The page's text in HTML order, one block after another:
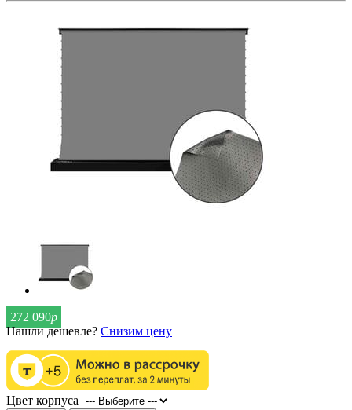
272 090р
Нашли дешевле? Снизим цену
Цвет корпуса